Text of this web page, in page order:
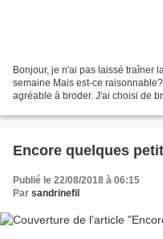
Bonjour, je n'ai pas laissé traîner
semaine Mais est-ce
agréable à broder. J'ai choisi de
Encore quelques
Publié le 22/08/2018 à 06:15
Par sandrinefil